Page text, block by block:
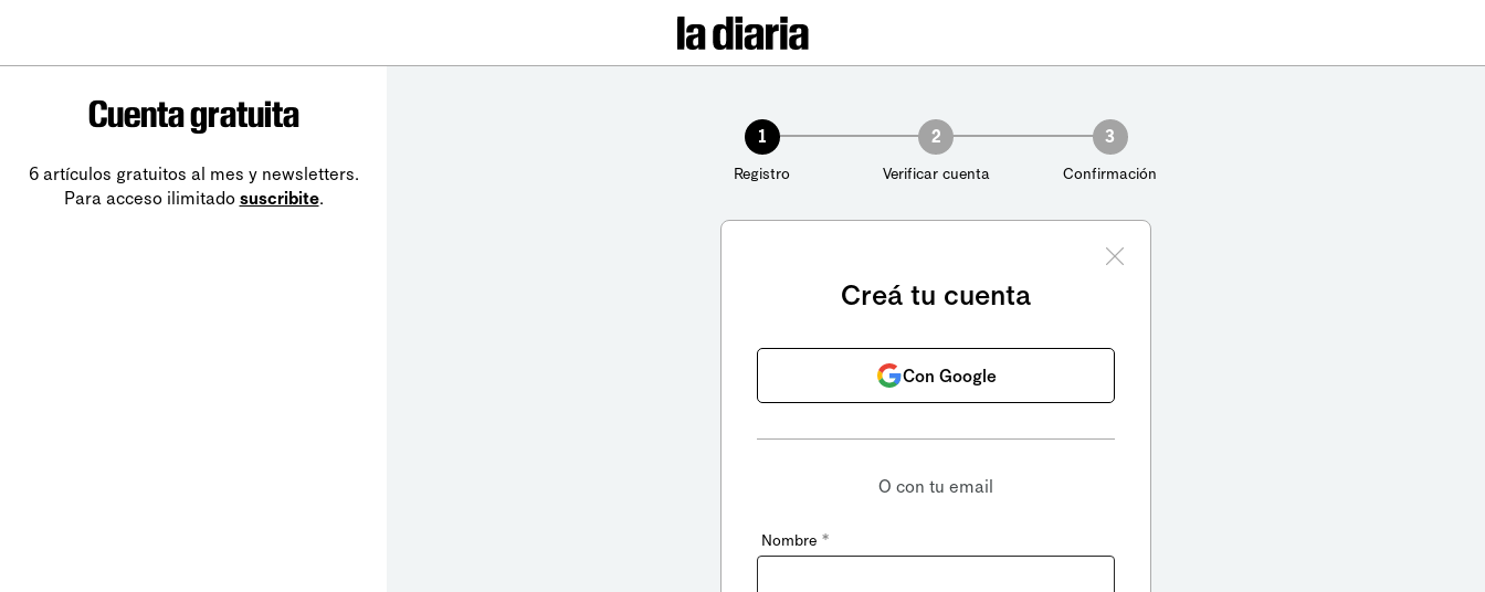
Cuenta gratuita
6 artículos gratuitos al mes y newsletters.
Para acceso ilimitado suscribite.
1
Registro
2
Verificar cuenta
3
Confirmación
Creá tu cuenta
Con Google
O con tu email
Nombre *